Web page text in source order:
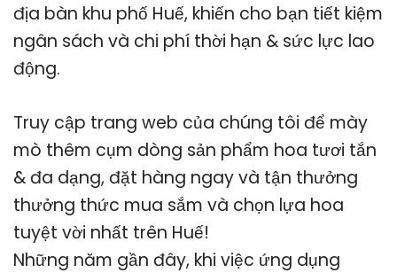
địa bàn khu phố Huế, khiến cho bạn tiết kiệm
ngân sách và chi phí thời hạn & sức lực lao
động.
Truy cập trang web của chúng tôi để mày
mò thêm cụm dòng sản phẩm hoa tươi tắn
& đa dạng, đặt hàng ngay và tận thưởng
thưởng thức mua sắm và chọn lựa hoa
tuyệt vời nhất trên Huế!
Những năm gần đây, khi việc ứng dụng